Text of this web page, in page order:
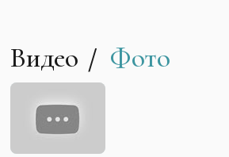
Видео Фото
Блефаропластика "Взгляд
Доктор Амжад Аль-Юсеф